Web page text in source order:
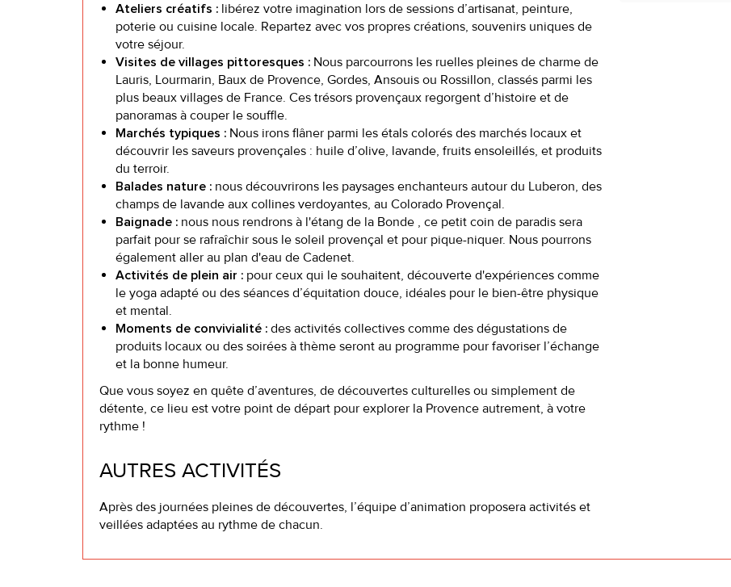
Ateliers créatifs : libérez votre imagination lors de sessions d’artisanat, peinture,
poterie ou cuisine locale. Repartez avec vos propres créations, souvenirs uniques de
votre séjour.
Visites de villages pittoresques : Nous parcourrons les ruelles pleines de charme de
Lauris, Lourmarin, Baux de Provence, Gordes, Ansouis ou Rossillon, classés parmi les
plus beaux villages de France. Ces trésors provençaux regorgent d’histoire et de
panoramas à couper le souffle.
Marchés typiques : Nous irons flâner parmi les étals colorés des marchés locaux et
découvrir les saveurs provençales : huile d’olive, lavande, fruits ensoleillés, et produits
du terroir.
Balades nature : nous découvrirons les paysages enchanteurs autour du Luberon, des
champs de lavande aux collines verdoyantes, au Colorado Provençal.
Baignade : nous nous rendrons à l'étang de la Bonde , ce petit coin de paradis sera
parfait pour se rafraîchir sous le soleil provençal et pour pique-niquer. Nous pourrons
également aller au plan d'eau de Cadenet.
Activités de plein air : pour ceux qui le souhaitent, découverte d'expériences comme
le yoga adapté ou des séances d’équitation douce, idéales pour le bien-être physique
et mental.
Moments de convivialité : des activités collectives comme des dégustations de
produits locaux ou des soirées à thème seront au programme pour favoriser l’échange
et la bonne humeur.
Que vous soyez en quête d’aventures, de découvertes culturelles ou simplement de
détente, ce lieu est votre point de départ pour explorer la Provence autrement, à votre
rythme !
AUTRES ACTIVITÉS
Après des journées pleines de découvertes, l’équipe d’animation proposera activités et
veillées adaptées au rythme de chacun.